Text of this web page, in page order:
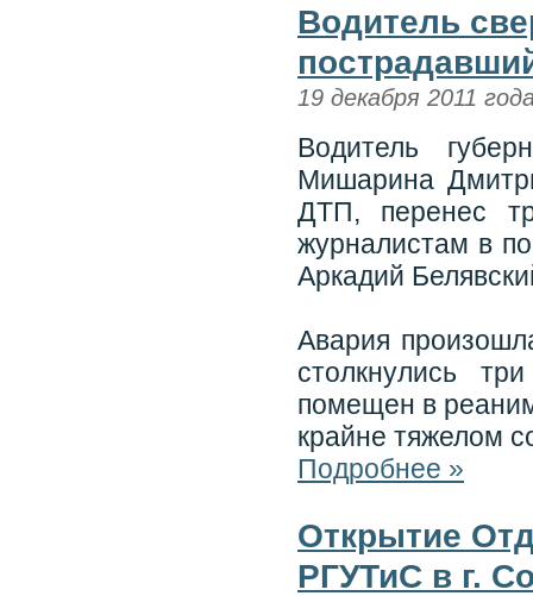
Водитель
19 декабря 2011
Водитель
Мишарина
ДТП, перенес
журналистам в
Аркадий
Авария
столкнулись
помещен в
крайне тяжелом
Подробнее »
Открытие
РГУТиС в г.